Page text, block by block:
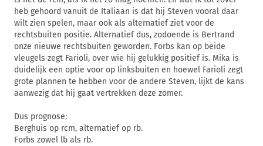
heb gehoord vanuit de Italiaan is dat hij Steven vooral daar
wilt zien spelen, maar ook als alternatief ziet voor de
rechtsbuiten positie. Alternatief dus, zodoende is Bertrand
onze nieuwe rechtsbuiten geworden. Forbs kan op beide
vleugels zegt Farioli, over wie hij gelukkig positief is. Mika is
duidelijk een optie voor op linksbuiten en hoewel Farioli zegt
grote plannen te hebben voor de andere Steven, lijkt de kans
aanwezig dat hij gaat vertrekken deze zomer.
Dus prognose:
Berghuis op rcm, alternatief op rb.
Forbs zowel lb als rb.